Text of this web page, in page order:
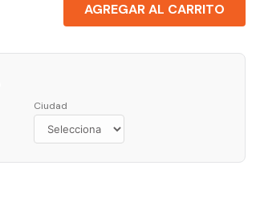
AGREGAR AL CARRITO
Ciudad